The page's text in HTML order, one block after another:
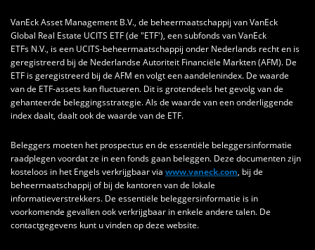
VanEck Asset Management B.V., de beheermaatschappij van VanEck
Global Real Estate UCITS ETF (de "ETF'), een subfonds van VanEck
ETFs N.V., is een UCITS-beheermaatschappij onder Nederlands recht en is
geregistreerd bij de Nederlandse Autoriteit Financiële Markten (AFM). De
ETF is geregistreerd bij de AFM en volgt een aandelenindex. De waarde
van de ETF-assets kan fluctueren. Dit is grotendeels het gevolg van de
gehanteerde beleggingsstrategie. Als de waarde van een onderliggende
index daalt, daalt ook de waarde van de ETF.
Beleggers moeten het prospectus en de essentiële beleggersinformatie
raadplegen voordat ze in een fonds gaan beleggen. Deze documenten zijn
kosteloos in het Engels verkrijgbaar via www.vaneck.com, bij de
beheermaatschappij of bij de kantoren van de lokale
informatieverstrekkers. De essentiële beleggersinformatie is in
voorkomende gevallen ook verkrijgbaar in enkele andere talen. De
contactgegevens kunt u vinden op deze website.